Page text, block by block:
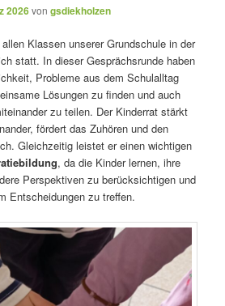
2026vongsdiekholzen
Klassen unserer Grundschule in der
statt. In dieser Gesprächsrunde haben
Probleme aus dem Schulalltag
Lösungen zu finden und auch
zu teilen. Der Kinderrat stärkt
fördert das Zuhören und den
Gleichzeitig leistet er einen wichtigen
, da die Kinder lernen, ihre
Perspektiven zu berücksichtigen und
Entscheidungen zu treffen.